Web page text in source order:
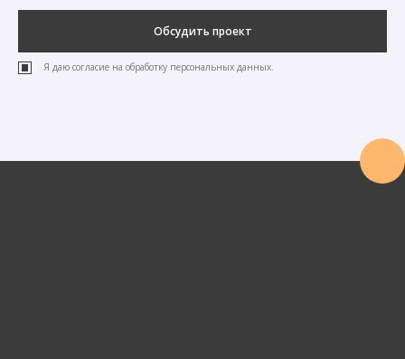
Обсудить проект
Я даю согласие на обработку персональных данных.